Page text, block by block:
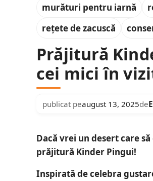
murături pentru iarnă
rețete de zacuscă
Prăjitură
cei mici în
publicat peaugust 13, 2025de
Dacă vrei un desert care
prăjitură Kinder Pingui!
Inspirată de celebra